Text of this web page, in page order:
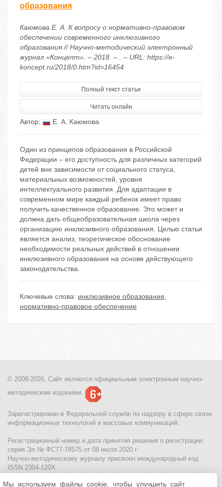
образования
Каюмова Е. А. К вопросу о нормативно-правовом
обеспечении современного инклюзивного
образования // Научно-методический электронный
журнал «Концепт». – 2018. – . – URL: https://e-
koncept.ru/2018/0.htm?id=16454
Полный текст статьи
Читать онлайн
Автор: Е. А. Каюмова
Один из принципов образования в Российской
Федерации – его доступность для различных категорий
детей вне зависимости от социального статуса,
материальных возможностей, уровня
интеллектуального развития. Для адаптации в
современном мире каждый ребенок имеет право
получить качественное образование. Это может и
должна дать общеобразовательная школа через
организацию инклюзивного образования. Целью статьи
является анализ, теоретическое обоснование
необходимости реальных действий в отношении
инклюзивного образования на основе действующего
законодательства.
Ключевые слова: инклюзивное образование,
нормативно-правовое обеспечение
© 2008-2026, Сайт является официальным электронным научно-
методическим изданием.
Зарегистрирован в Федеральной службе по надзору в сфере связи,
информационных технологий и массовых коммуникаций.
Регистрационный номер и дата принятия решения о регистрации:
серия Эл № ФС77-78575 от 08 июля 2020 г
Научно-методическому журналу присвоен международный код
ISSN 2304-120X
МЦИТО|Школьные олимпиады и онлайн конкурсы для детей
Мы используем файлы cookie, чтобы улучшить сайт